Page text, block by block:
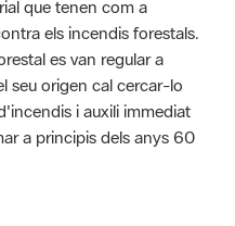
que tenen com a
els incendis forestals.
es van regular a
seu origen cal cercar-lo
i auxili immediat
a principis dels anys 60